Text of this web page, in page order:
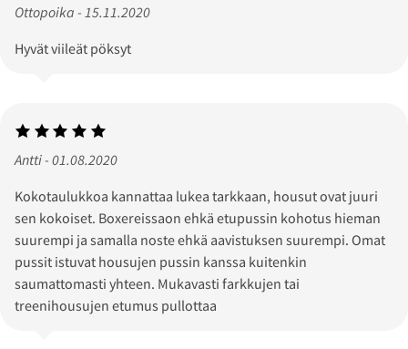
Ottopoika - 15.11.2020
Hyvät viileät pöksyt
Antti - 01.08.2020
Kokotaulukkoa kannattaa lukea tarkkaan, housut ovat juuri
sen kokoiset. Boxereissaon ehkä etupussin kohotus hieman
suurempi ja samalla noste ehkä aavistuksen suurempi. Omat
pussit istuvat housujen pussin kanssa kuitenkin
saumattomasti yhteen. Mukavasti farkkujen tai
treenihousujen etumus pullottaa